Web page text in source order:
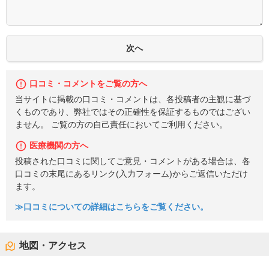
口コミ・コメントをご覧の方へ
当サイトに掲載の口コミ・コメントは、各投稿者の主観に基づ
くものであり、弊社ではその正確性を保証するものではござい
ません。 ご覧の方の自己責任においてご利用ください。
医療機関の方へ
投稿された口コミに関してご意見・コメントがある場合は、各
口コミの末尾にあるリンク(入力フォーム)からご返信いただけ
ます。
≫口コミについての詳細はこちらをご覧ください。
地図・アクセス